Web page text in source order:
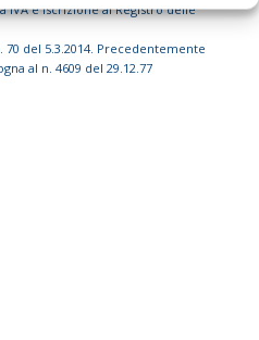
IVA e Iscrizione al Registro delle
del 5.3.2014. Precedentemente
al n. 4609 del 29.12.77